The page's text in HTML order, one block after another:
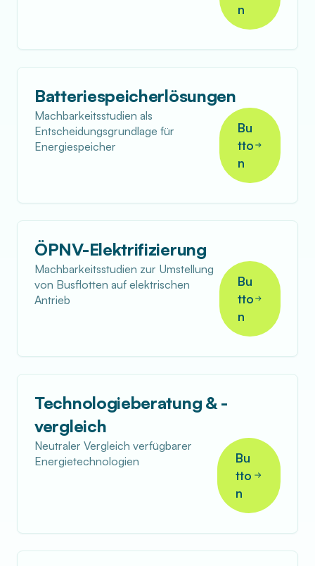
n
Batteriespeicherlösungen
Machbarkeitsstudien als
Entscheidungsgrundlage für
Energiespeicher
Bu
tto
n
ÖPNV-Elektrifizierung
Machbarkeitsstudien zur Umstellung
von Busflotten auf elektrischen
Antrieb
Bu
tto
n
Technologieberatung & -
vergleich
Neutraler Vergleich verfügbarer
Energietechnologien
Bu
tto
n